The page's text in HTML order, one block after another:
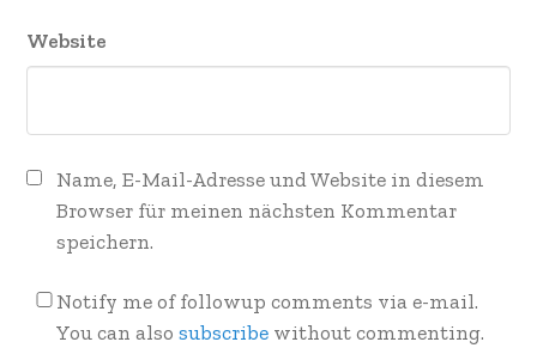
Website
Name, E-Mail-Adresse und Website in diesem
Browser für meinen nächsten Kommentar
speichern.
Notify me of followup comments via e-mail.
You can also subscribewithout commenting.